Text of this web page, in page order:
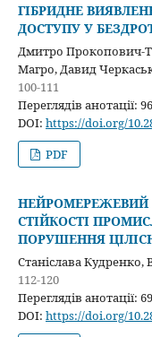
ГІБРИДНЕ
ДОСТУПУ У
Дмитро Прокопович-
Магро, Давид
100-111
Переглядів анотації:
DOI: https://doi.org/
PDF
НЕЙРОМЕРЕЖЕВИЙ
СТІЙКОСТІ
ПОРУШЕННЯ
Станіслава Кудренко,
112-120
Переглядів анотації:
DOI: https://doi.org/